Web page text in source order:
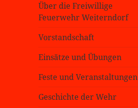
Über die Freiwillige
Feuerwehr Weiterndorf
Vorstandschaft
Einsätze und Übungen
Feste und Veranstaltungen
Geschichte der Wehr